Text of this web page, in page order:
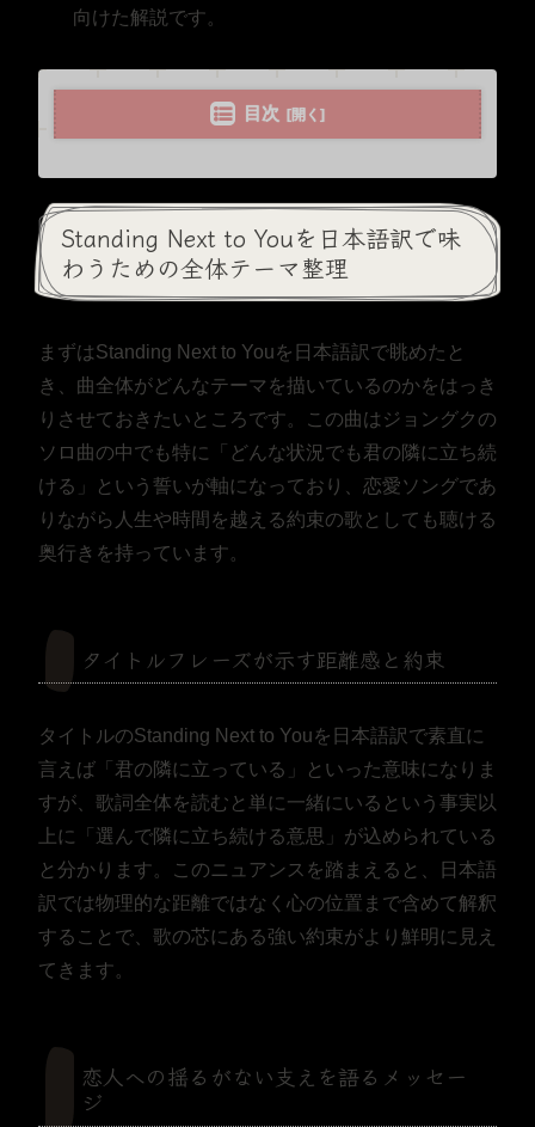
向けた解説です。
目次
Standing Next to Youを日本語訳で味
わうための全体テーマ整理
まずはStanding Next to Youを日本語訳で眺めたと
き、曲全体がどんなテーマを描いているのかをはっき
りさせておきたいところです。この曲はジョングクの
ソロ曲の中でも特に「どんな状況でも君の隣に立ち続
ける」という誓いが軸になっており、恋愛ソングであ
りながら人生や時間を越える約束の歌としても聴ける
奥行きを持っています。
タイトルフレーズが示す距離感と約束
タイトルのStanding Next to Youを日本語訳で素直に
言えば「君の隣に立っている」といった意味になりま
すが、歌詞全体を読むと単に一緒にいるという事実以
上に「選んで隣に立ち続ける意思」が込められている
と分かります。このニュアンスを踏まえると、日本語
訳では物理的な距離ではなく心の位置まで含めて解釈
することで、歌の芯にある強い約束がより鮮明に見え
てきます。
恋人への揺るがない支えを語るメッセー
ジ